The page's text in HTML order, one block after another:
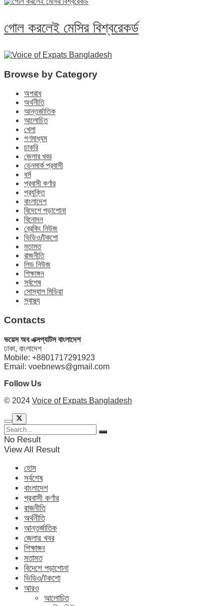
গোল করলেই মেসির বিশ্বরেকর্ড
Browse by Category
অপরাধ
অর্থনীতি
আন্তর্জাতিক
আলোচিত
খেলা
গণমাধ্যম
চাকরি
জেলার খবর
ডেনমার্ক প্রবাসী
ধর্ম
প্রবাসী কর্ণার
প্রযুক্তি
বাংলাদেশ
বিদেশে পড়াশোনা
বিনোদন
ব্রেকিং নিউজ
ভিডিও/টকশো
মতামত
রাজনীতি
লিড নিউজ
শিক্ষাঙ্গন
সর্বশেষ
সোস্যাল মিডিয়া
স্বাস্থ্য
Contacts
ভয়েস অব এক্সপ্যাটস বাংলাদেশ
ঢাকা, বাংলাদেশ
Mobile: +8801717291923
Email: voebnews@gmail.com
Follow Us
© 2024 Voice of Expats Bangladesh
No Result
View All Result
হোম
সর্বশেষ
বাংলাদেশ
প্রবাসী কর্ণার
রাজনীতি
অর্থনীতি
আন্তর্জাতিক
জেলার খবর
শিক্ষাঙ্গন
মতামত
বিদেশে পড়াশোনা
ভিডিও/টকশো
আরও
আলোচিত